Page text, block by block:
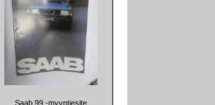
Saab 99 -myyntiesite